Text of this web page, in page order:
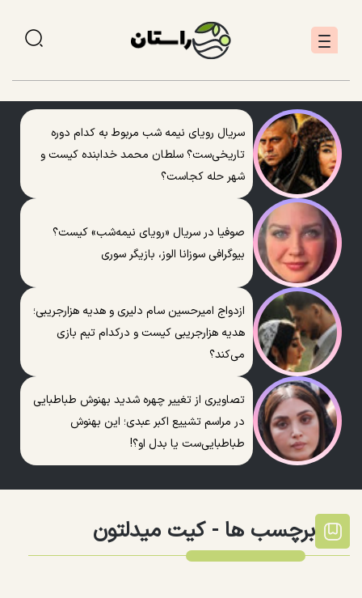
سریال رویای نیمه شب مربوط به کدام دوره
تاریخی‌ست؟ سلطان محمد خدابنده کیست و
شهر حله کجاست؟
صوفیا در سریال «رویای نیمه‌شب» کیست؟
بیوگرافی سوزانا الوز، بازیگر سوری
ازدواج امیرحسین سام دلیری و هدیه هزارجریبی؛
هدیه هزارجریبی کیست و درکدام تیم بازی
می‌کند؟
تصاویری از تغییر چهره شدید بهنوش طباطبایی
در مراسم تشییع اکبر عبدی؛ این بهنوش
طباطبایی‌ست یا بدل او؟!
برچسب ها -کیت میدلتون